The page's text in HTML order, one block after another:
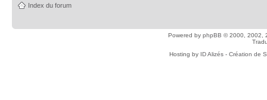
Index du forum
Powered by phpBB © 2000, 2002,
Hosting by ID Alizés - Création de